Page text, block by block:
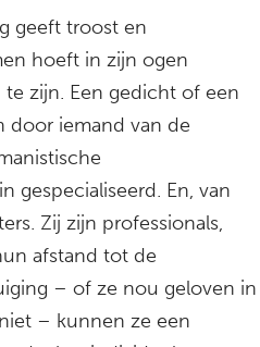
geeft troost en
hoeft in zijn ogen
zijn. Een gedicht of een
door iemand van de
gespecialiseerd. En, van
Zij zijn professionals,
afstand tot de
– of ze nou geloven in
– kunnen ze een